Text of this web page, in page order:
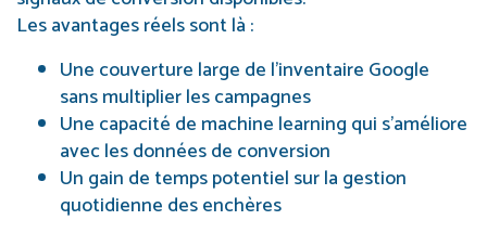
Les avantages réels sont là :
Une couverture large de l’inventaire Google
sans multiplier les campagnes
Une capacité de machine learning qui s’améliore
avec les données de conversion
Un gain de temps potentiel sur la gestion
quotidienne des enchères